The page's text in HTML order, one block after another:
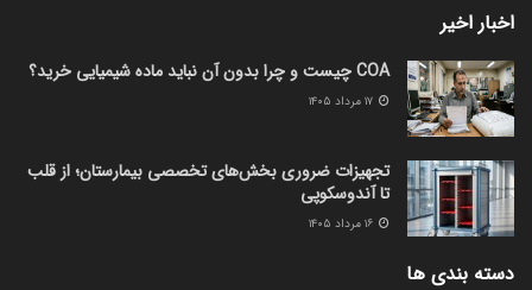
اخبار اخیر
COA چیست و چرا بدون آن نباید ماده شیمیایی خرید؟
تجهیزات ضروری بخش‌های تخصصی بیمارستان؛ از قلب
تا آندوسکوپی
دسته بندی ها